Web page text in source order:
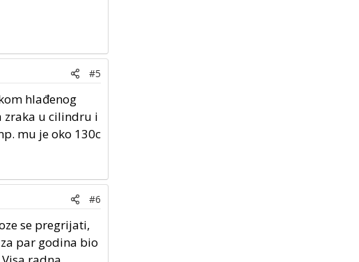
#5
hlađenog
zraka u cilindru i
mu je oko 130c
#6
se pregrijati,
par godina bio